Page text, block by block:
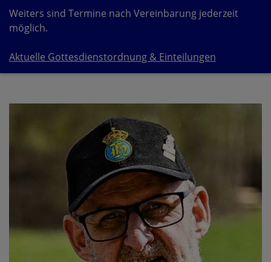
Weiters sind Termine nach Vereinbarung jederzeit
möglich.
Aktuelle Gottesdienstordnung & Einteilungen